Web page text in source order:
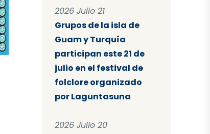
2026 Julio 21
Grupos de la isla de
Guam y Turquía
participan este 21 de
julio en el festival de
folclore organizado
por Laguntasuna
2026 Julio 20